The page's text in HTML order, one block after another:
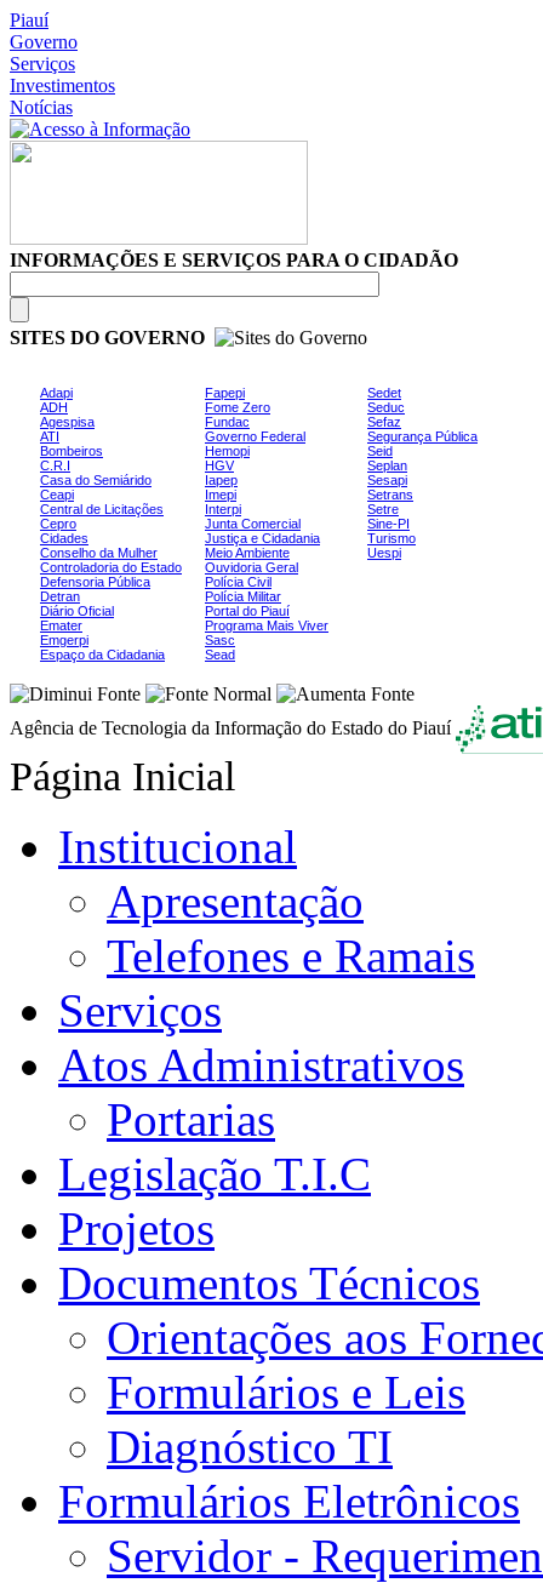
Piauí
Governo
Serviços
Investimentos
Notícias
INFORMAÇÕES E SERVIÇOS PARA O CIDADÃO
SITES DO GOVERNO
Adapi
ADH
Agespisa
ATI
Bombeiros
C.R.I
Casa do Semiárido
Ceapi
Central de Licitações
Cepro
Cidades
Conselho da Mulher
Controladoria do Estado
Defensoria Pública
Detran
Diário Oficial
Emater
Emgerpi
Espaço da Cidadania
Fapepi
Fome Zero
Fundac
Governo Federal
Hemopi
HGV
Iapep
Imepi
Interpi
Junta Comercial
Justiça e Cidadania
Meio Ambiente
Ouvidoria Geral
Polícia Civil
Polícia Militar
Portal do Piauí
Programa Mais Viver
Sasc
Sead
Sedet
Seduc
Sefaz
Segurança Pública
Seid
Seplan
Sesapi
Setrans
Setre
Sine-PI
Turismo
Uespi
Agência de Tecnologia da Informação do Estado do Piauí
Página Inicial
Institucional
Apresentação
Telefones e Ramais
Serviços
Atos Administrativos
Portarias
Legislação T.I.C
Projetos
Documentos Técnicos
Orientações aos
Formulários e Leis
Diagnóstico TI
Formulários Eletrônicos
Servidor -